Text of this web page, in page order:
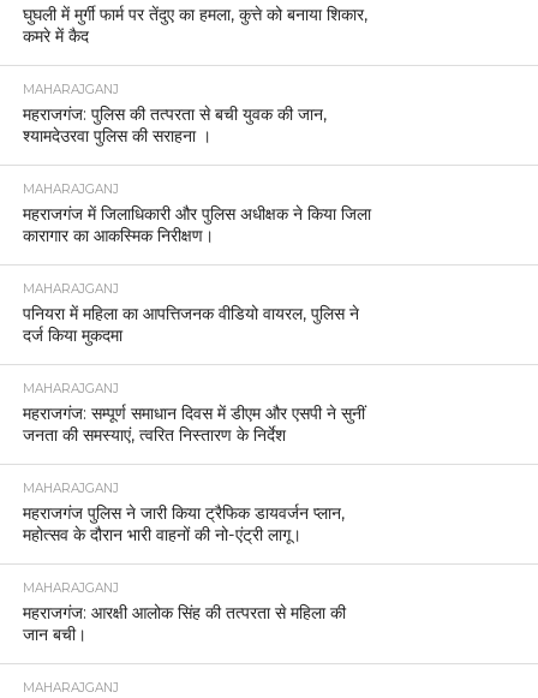
घुघली में मुर्गी फार्म पर तेंदुए का हमला, कुत्ते को बनाया शिकार,
कमरे में कैद
MAHARAJGANJ
महराजगंज: पुलिस की तत्परता से बची युवक की जान,
श्यामदेउरवा पुलिस की सराहना ।
MAHARAJGANJ
महराजगंज में जिलाधिकारी और पुलिस अधीक्षक ने किया जिला
कारागार का आकस्मिक निरीक्षण।
MAHARAJGANJ
पनियरा में महिला का आपत्तिजनक वीडियो वायरल, पुलिस ने
दर्ज किया मुकदमा
MAHARAJGANJ
महराजगंज: सम्पूर्ण समाधान दिवस में डीएम और एसपी ने सुनीं
जनता की समस्याएं, त्वरित निस्तारण के निर्देश
MAHARAJGANJ
महराजगंज पुलिस ने जारी किया ट्रैफिक डायवर्जन प्लान,
महोत्सव के दौरान भारी वाहनों की नो-एंट्री लागू।
MAHARAJGANJ
महराजगंज: आरक्षी आलोक सिंह की तत्परता से महिला की
जान बची।
MAHARAJGANJ